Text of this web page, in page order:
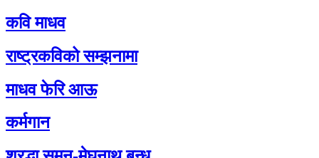
कवि माधव
राष्ट्रकविको सम्झनामा
माधव फेरि आऊ
कर्मगान